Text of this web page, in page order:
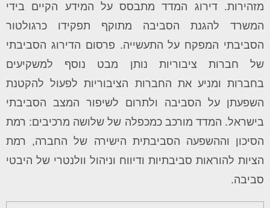
מזהירות.דירוג המדד מתבסס על המידע הקיים בידי
המשרד להגנת הסביבה מתוקף תפקידו כרגולטור
הסביבתי המפקח על התעשייה. פרסום הדירוג הסביבתי
של חברות ציבוריות נותן מבט נוסף למשקיעים
בחברות ומניע את החברות הציבוריות לפעול להקטנת
השפעתן על הסביבה ולתרום לשיפור המצב הסביבתי
בישראל. המדד מורכב כמכפלה של שלושה מרכיבים: רמת
הסיכון וההשפעה הסביבתית הישירה של החברה, רמת
הציות להוראות סביבתיות ודיווח וניהול וולנטרי של היבטי
סביבה.